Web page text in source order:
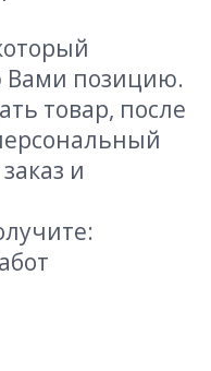
Вами позицию.
товар, после
и